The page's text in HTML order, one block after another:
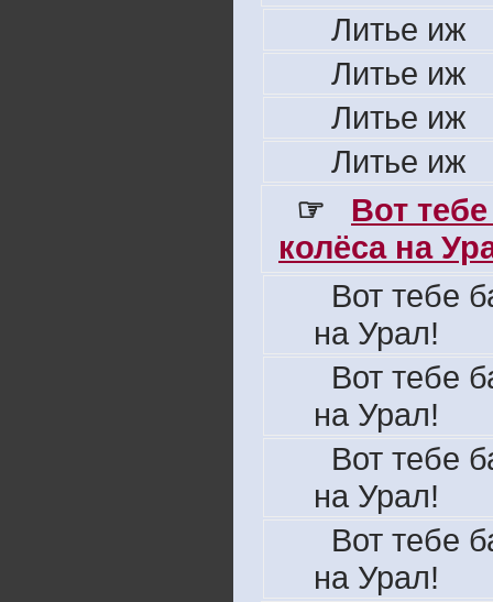
Литье иж
Литье иж
Литье иж
Литье иж
☞
Вот
колёса на
Вот тебе
на Урал!
Вот тебе
на Урал!
Вот тебе
на Урал!
Вот тебе
на Урал!